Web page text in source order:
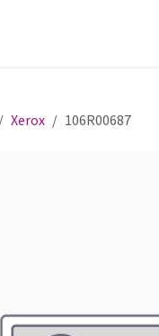
Xerox 106R00687